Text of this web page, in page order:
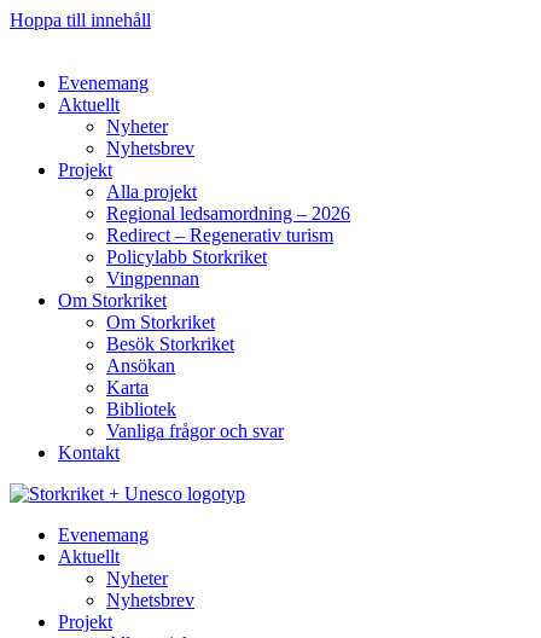
Hoppa till innehåll
Evenemang
Aktuellt
Nyheter
Nyhetsbrev
Projekt
Alla projekt
Regional ledsamordning – 2026
Redirect – Regenerativ turism
Policylabb Storkriket
Vingpennan
Om Storkriket
Om Storkriket
Besök Storkriket
Ansökan
Karta
Bibliotek
Vanliga frågor och svar
Kontakt
Evenemang
Aktuellt
Nyheter
Nyhetsbrev
Projekt